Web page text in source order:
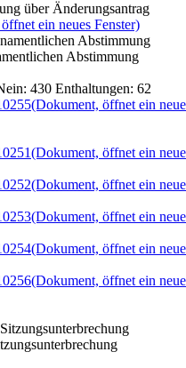
über Änderungsantrag
ein neues Fenster)
Abstimmung
Abstimmung
430 Enthaltungen: 62
(Dokument, öffnet ein
(Dokument, öffnet ein
(Dokument, öffnet ein
(Dokument, öffnet ein
(Dokument, öffnet ein
(Dokument, öffnet ein